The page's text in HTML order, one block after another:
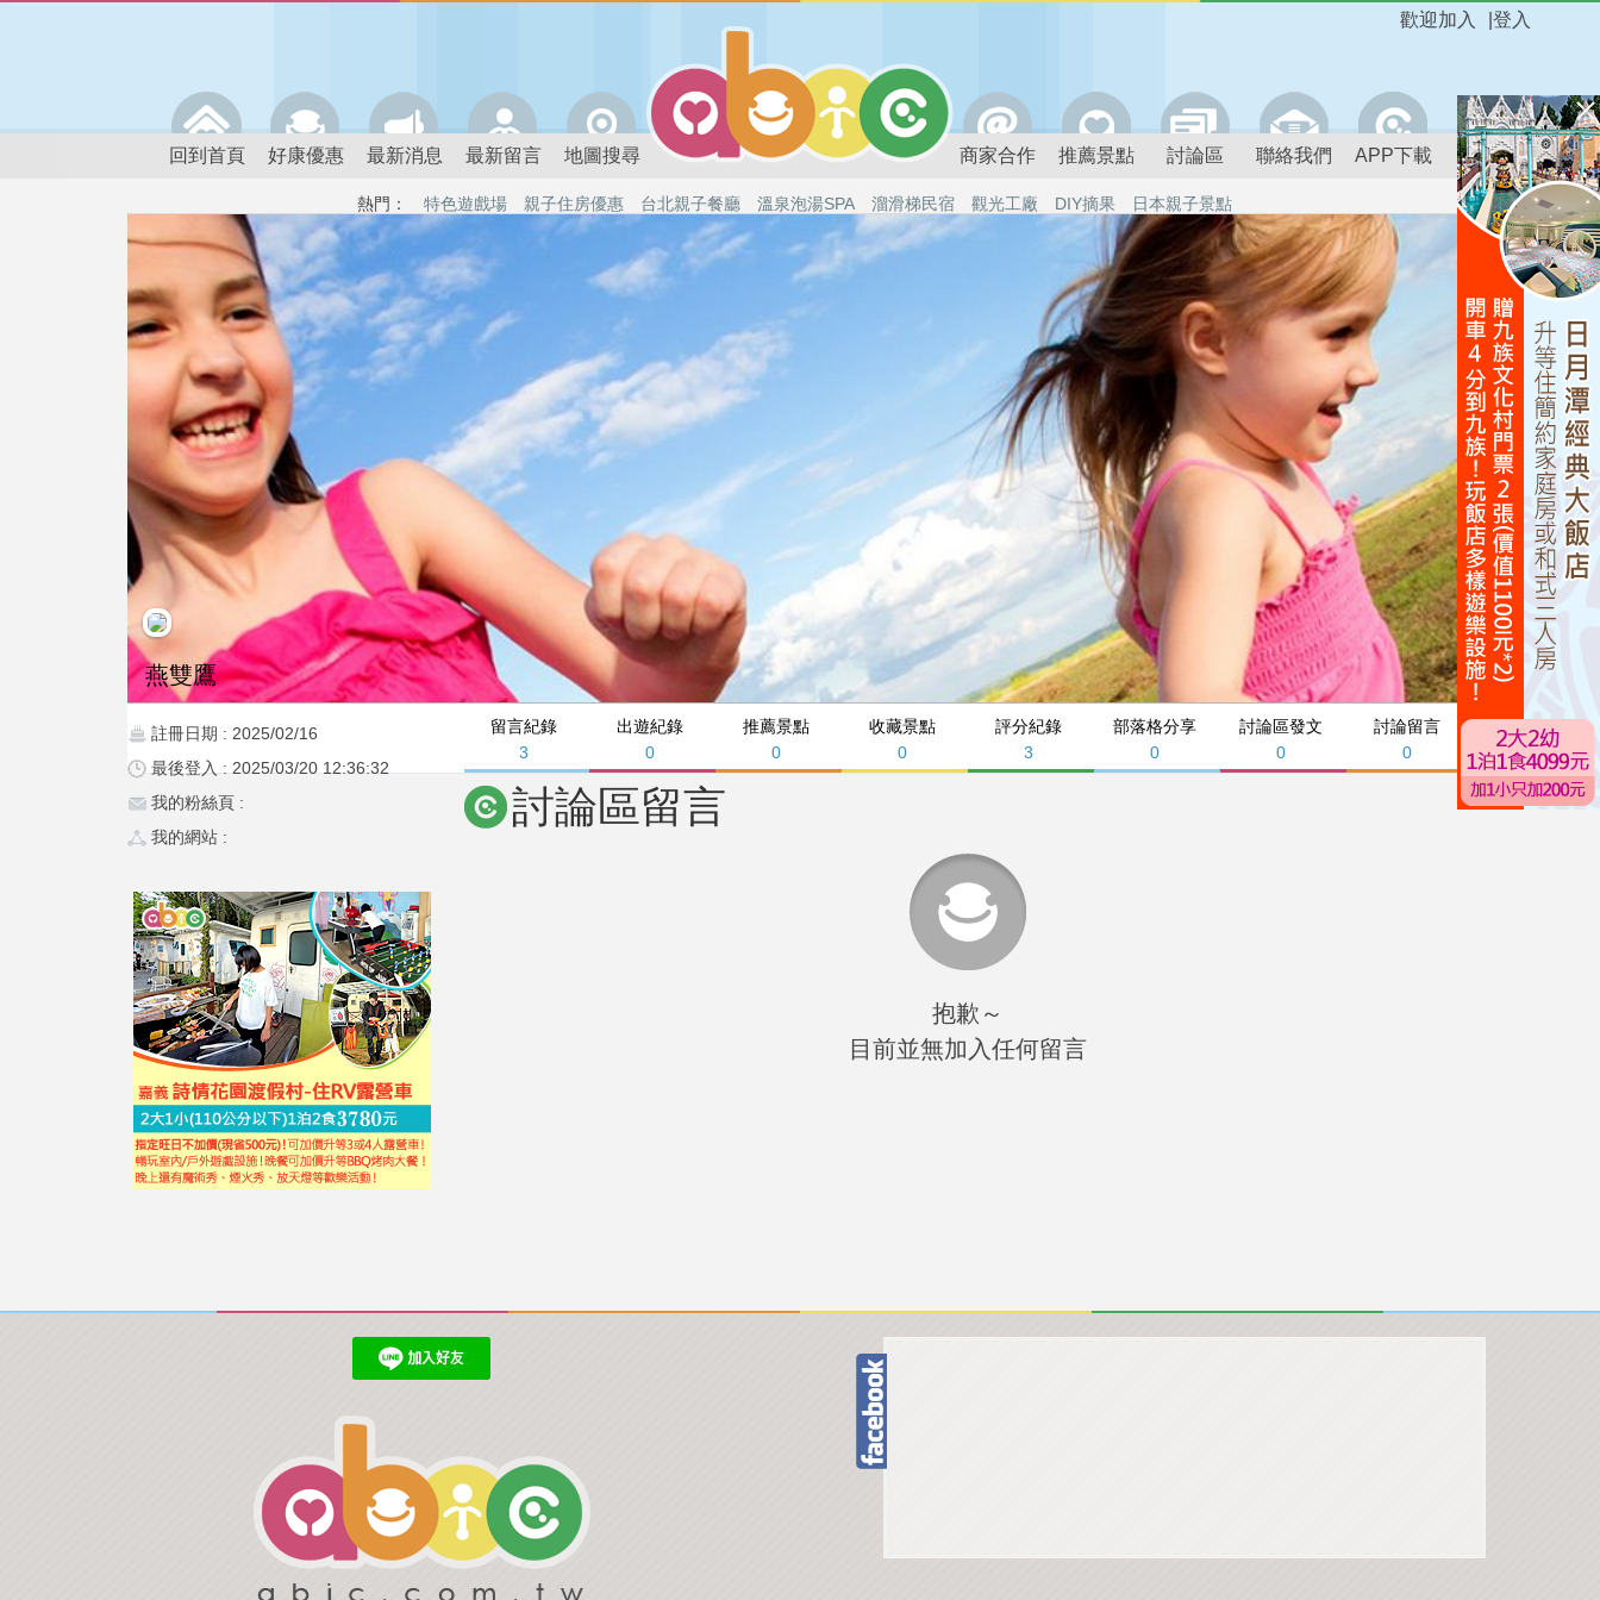
登入
歡迎加入
回到首頁 好康優惠 最新消息 最新留言 地圖搜尋 商家合作 推薦景點 討論區 聯絡我們 APP下載
熱門： 特色遊戲場 親子住房優惠 台北親子餐廳 溫泉泡湯SPA 溜滑梯民宿 觀光工廠 DIY摘果 日本親子景點
留言紀錄
3
出遊紀錄
0
推薦景點
0
收藏景點
0
評分紀錄
3
部落格分享
0
討論區發文
0
討論留言
0
燕雙鷹
註冊日期 : 2025/02/16
最後登入 : 2025/03/20 12:36:32
我的粉絲頁 :
我的網站 :
討論區留言
抱歉～
目前並無加入任何留言